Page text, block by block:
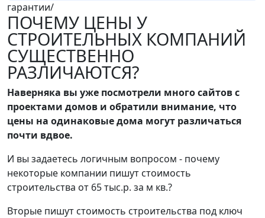
гарантии/
ПОЧЕМУ ЦЕНЫ У
СТРОИТЕЛЬНЫХ КОМПАНИЙ
СУЩЕСТВЕННО
РАЗЛИЧАЮТСЯ?
Наверняка вы уже посмотрели много сайтов с
проектами домов и обратили внимание, что
цены на одинаковые дома могут различаться
почти вдвое.
И вы задаетесь логичным вопросом - почему
некоторые компании пишут стоимость
строительства от 65 тыс.р. за м кв.?
Вторые пишут стоимость строительства под ключ